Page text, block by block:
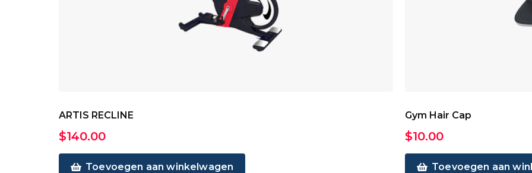
ARTIS RECLINE
$140.00
Toevoegen aan winkelwagen
Gym Hair Cap
$10.00
Toevoegen aan